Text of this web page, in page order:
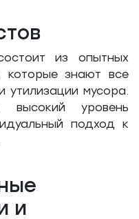
из опытных
которые знают все
утилизации мусора.
высокий уровень
подход к
и